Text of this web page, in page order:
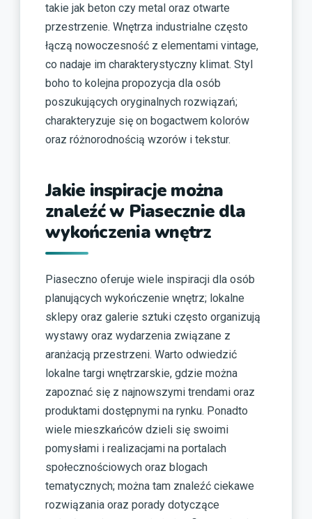
takie jak beton czy metal oraz otwarte
przestrzenie. Wnętrza industrialne często
łączą nowoczesność z elementami vintage,
co nadaje im charakterystyczny klimat. Styl
boho to kolejna propozycja dla osób
poszukujących oryginalnych rozwiązań;
charakteryzuje się on bogactwem kolorów
oraz różnorodnością wzorów i tekstur.
Jakie inspiracje można
znaleźć w Piasecznie dla
wykończenia wnętrz
Piaseczno oferuje wiele inspiracji dla osób
planujących wykończenie wnętrz; lokalne
sklepy oraz galerie sztuki często organizują
wystawy oraz wydarzenia związane z
aranżacją przestrzeni. Warto odwiedzić
lokalne targi wnętrzarskie, gdzie można
zapoznać się z najnowszymi trendami oraz
produktami dostępnymi na rynku. Ponadto
wiele mieszkańców dzieli się swoimi
pomysłami i realizacjami na portalach
społecznościowych oraz blogach
tematycznych; można tam znaleźć ciekawe
rozwiązania oraz porady dotyczące